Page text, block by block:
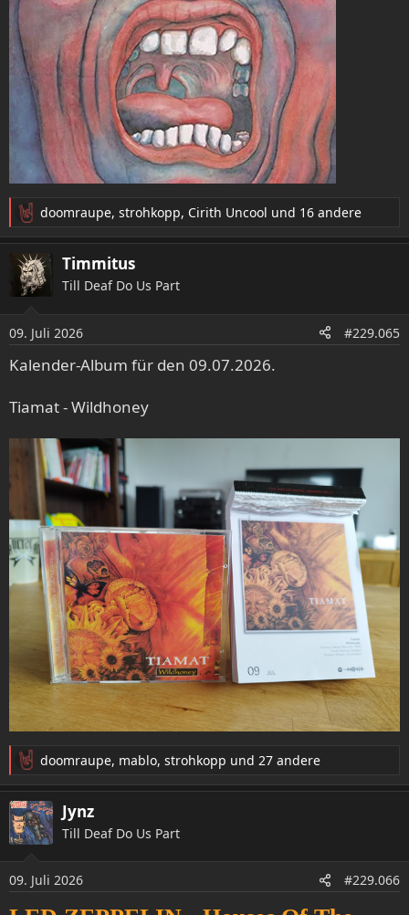
R
e
a
k
n
e
n
doomraupe, strohkopp, Cirith Uncool und 16 andere
Timmitus
Till Deaf Do Us Part
09. Juli 2026 #229.065
Kalender-Album für den 09.07.2026.
Tiamat - Wildhoney
R
e
a
k
t
n
e
doomraupe, mablo, strohkopp und 27 andere
Jynz
Till Deaf Do Us Part
09. Juli 2026 #229.066